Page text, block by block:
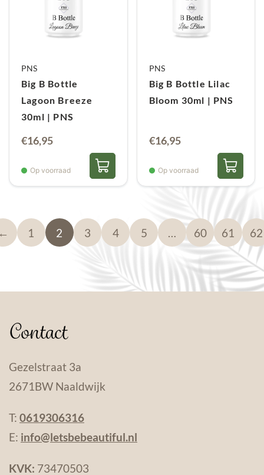
PNS
Big B Bottle
Lagoon Breeze
30ml | PNS
€16,95
Op voorraad
PNS
Big B Bottle Lilac
Bloom 30ml | PNS
€16,95
Op voorraad
1 2 3 4 5 … 60 61 62
Contact
Gezelstraat 3a
2671BW Naaldwijk
T: 0619306316
E: info@letsbebeautiful.nl
KVK: 73470503